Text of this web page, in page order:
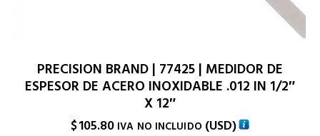
PRECISION BRAND | 77425 | MEDIDOR DE
ESPESOR DE ACERO INOXIDABLE .012 IN 1/2″
X 12″
$105.80 IVA NO INCLUIDO (USD)